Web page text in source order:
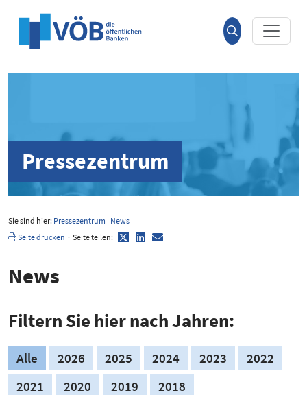
Suche
öffnen
Pressezentrum
Sie sind hier: Pressezentrum | News
Seite drucken · Seite teilen: TwitterLinkedIn
E-
Mail
News
Filtern Sie hier nach Jahren:
Alle 2026 2025 2024 2023
2022
2021
2020 2019 2018